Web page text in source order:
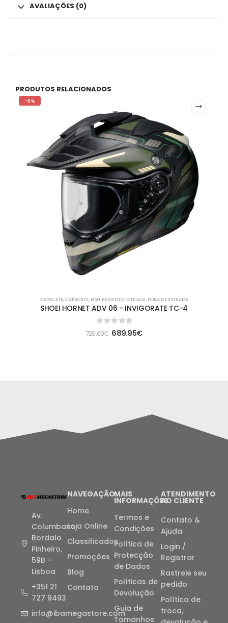
AVALIAÇÕES (0)
PRODUTOS RELACIONADOS
-5%
CAPACETE,CAPACETE, EQUIPAMENTO ESTRADA, FORA DE ESTRADA
SHOEI HORNET ADV 06 - INVIGORATE TC-4
out of 5
729.00€ 689.95€
Av.
Columbano
Bordalo
Pinheiro,
59B -
Lisboa
+351 21
727 9493
info@ibamegastore.com
NAVEGAÇÃO
Home
Loja Online
Classificados
Promoções
Blog
Contato
MAIS
INFORMAÇÕES
Termos e
Condições
Política de
Protecção
de Dados
Políticas de
Devolução
Guia de
Tamanhos
ATENDIMENTO
AO CLIENTE
Contato &
Ajuda
Login /
Registrar
Rastreie seu
pedido
Política de
troca,